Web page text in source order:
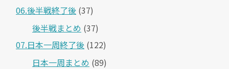
06.後半戦終了後 (37)
後半戦まとめ (37)
07.日本一周終了後 (122)
日本一周まとめ (89)